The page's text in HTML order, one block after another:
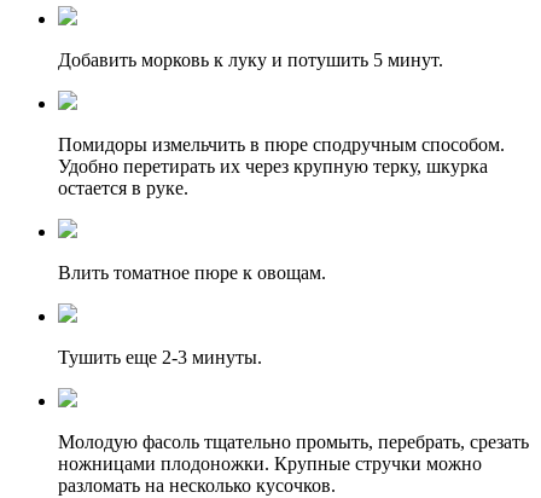
Добавить морковь к луку и потушить 5 минут.
Помидоры измельчить в пюре сподручным способом.
Удобно перетирать их через крупную терку, шкурка
остается в руке.
Влить томатное пюре к овощам.
Тушить еще 2-3 минуты.
Молодую фасоль тщательно промыть, перебрать, срезать
ножницами плодоножки. Крупные стручки можно
разломать на несколько кусочков.